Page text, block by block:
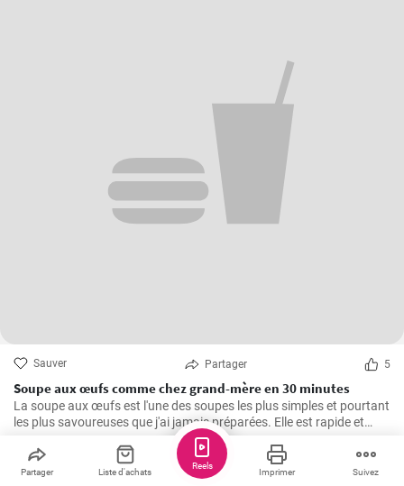
Sauver Partager 5
Soupe aux œufs comme chez grand-mère en 30 minutes
La soupe aux œufs est l'une des soupes les plus simples et pourtant
les plus savoureuses que j'ai jamais préparées. Elle est rapide et
facile à préparer, saine et riche en protéines. J'ai appris cette recette
de ma grand-mère et l'ai depuis cuisinée un nombre incalculable de
fois pour le plus grand plaisir de ma famille. Les principaux
nathalie_saad
Partager Liste d'achats Imprimer Suivez
Reels